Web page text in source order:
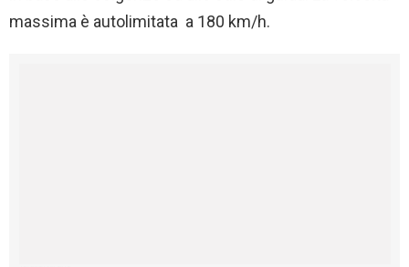
massima è autolimitata a 180 km/h.